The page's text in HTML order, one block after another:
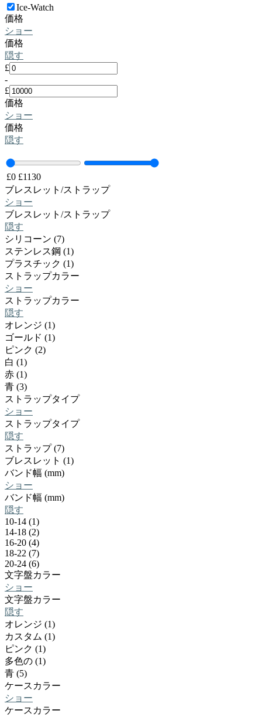
Ice-Watch
価格
ショー
価格
隠す
£
-
£
価格
ショー
価格
隠す
£0 £1130
ブレスレット/ストラップ
ショー
ブレスレット/ストラップ
隠す
シリコーン (7)
ステンレス鋼 (1)
プラスチック (1)
ストラップカラー
ショー
ストラップカラー
隠す
オレンジ (1)
ゴールド (1)
ピンク (2)
白 (1)
赤 (1)
青 (3)
ストラップタイプ
ショー
ストラップタイプ
隠す
ストラップ (7)
ブレスレット (1)
バンド幅 (mm)
ショー
バンド幅 (mm)
隠す
10-14 (1)
14-18 (2)
16-20 (4)
18-22 (7)
20-24 (6)
文字盤カラー
ショー
文字盤カラー
隠す
オレンジ (1)
カスタム (1)
ピンク (1)
多色の (1)
青 (5)
ケースカラー
ショー
ケースカラー